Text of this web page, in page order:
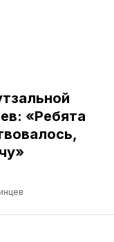
«Ребята